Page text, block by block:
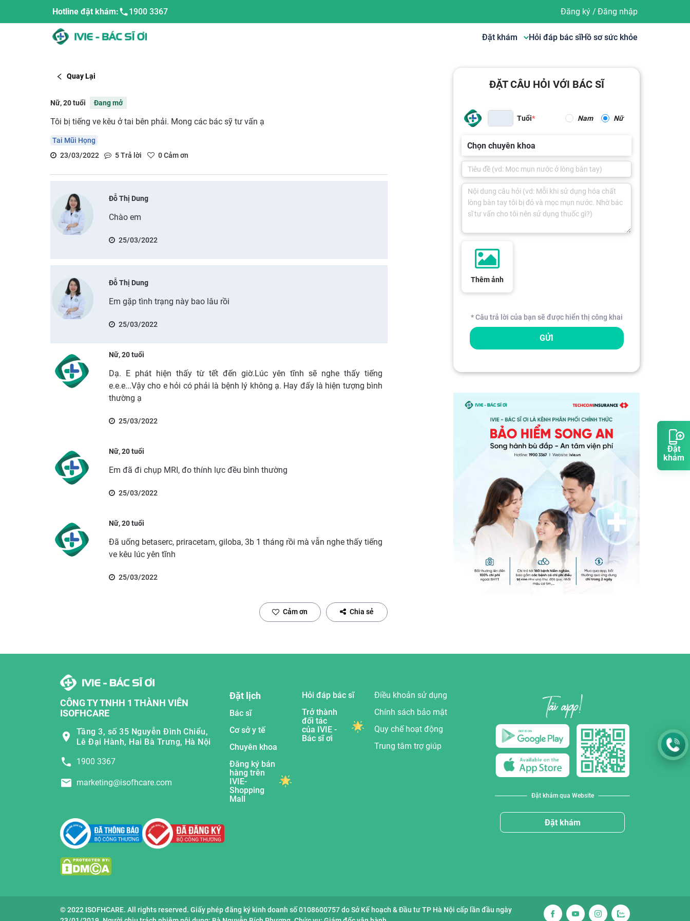
Đặt
khám
Hotline đặt khám: 1900 3367 Đăng ký/ Đăng nhập
Đặt khám Hỏi đáp bác sĩHồ sơ sức khỏe
Quay Lại
Nữ, 20 tuổi Đang mở
Tôi bị tiếng ve kêu ở tai bên phải. Mong các bác sỹ tư vấn ạ
Tai Mũi Họng
23/03/2022
5Trả lời 0Cảm ơn
Đỗ Thị Dung
Chào em
25/03/2022
Đỗ Thị Dung
Em gặp tình trạng này bao lâu rồi
25/03/2022
Nữ, 20 tuổi
Dạ. E phát hiện thấy từ tết đến giờ.Lúc yên tĩnh sẽ nghe thấy tiếng
e.e.e...Vậy cho e hỏi có phải là bệnh lý không ạ. Hay đấy là hiện tượng bình
thường ạ
25/03/2022
Nữ, 20 tuổi
Em đã đi chụp MRI, đo thính lực đều bình thường
25/03/2022
Nữ, 20 tuổi
Đã uống betaserc, priracetam, giloba, 3b 1 tháng rồi mà vẫn nghe thấy tiếng
ve kêu lúc yên tĩnh
25/03/2022
Cảm ơn Chia sẻ
ĐẶT CÂU HỎI VỚI BÁC SĨ
Tuổi Nam Nữ
Chọn chuyên khoa
Thêm ảnh
* Câu trả lời của bạn sẽ được hiển thị công khai
GỬI
CÔNG TY TNHH 1 THÀNH VIÊN
ISOFHCARE
Tầng 3, số 35 Nguyễn Đình Chiểu,
Lê Đại Hành, Hai Bà Trưng, Hà Nội
1900 3367
marketing@isofhcare.com
Đặt lịch
Bác sĩ
Cơ sở y tế
Chuyên khoa
Đăng ký bán
hàng trên
IVIE-
Shopping
Mall
Hỏi đáp bác sĩ
Trở thành
đối tác
của IVIE -
Bác sĩ ơi
Điều khoản sử dụng
Chính sách bảo mật
Quy chế hoạt động
Trung tâm trợ giúp
Đặt khám qua Website
Đặt khám
© 2022 ISOFHCARE. All rights reserved. Giấy phép đăng ký kinh doanh số 0108600757 do Sở Kế hoạch & Đầu tư TP Hà Nội cấp lần đầu ngày